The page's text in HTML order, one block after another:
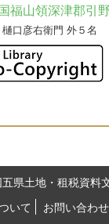
福山領深津郡引
樋口彦右衛門 外５名
県土地・租税資料
いて
お問い合わせ